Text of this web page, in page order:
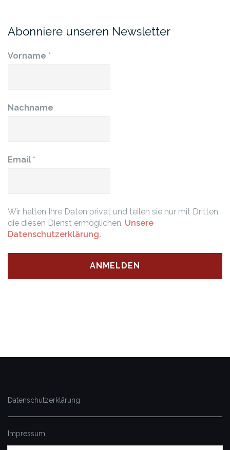
Abonniere unseren Newsletter
Vorname *
Nachname
Email *
Wir halten Ihre Daten privat und teilen sie nur mit Dritten,
die diesen Dienst ermöglichen. Unsere
Datenschutzerklärung.
Datenschutzerklärung
Impressum